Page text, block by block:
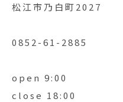
松江市乃白町2027
0852-61-2885
open 9:00
close 18:00